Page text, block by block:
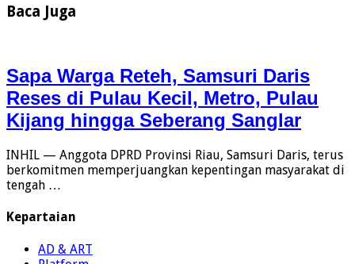
Baca Juga
Sapa Warga Reteh, Samsuri Daris
Reses di Pulau Kecil, Metro, Pulau
Kijang hingga Seberang Sanglar
INHIL — Anggota DPRD Provinsi Riau, Samsuri Daris, terus
berkomitmen memperjuangkan kepentingan masyarakat di
tengah …
Kepartaian
AD & ART